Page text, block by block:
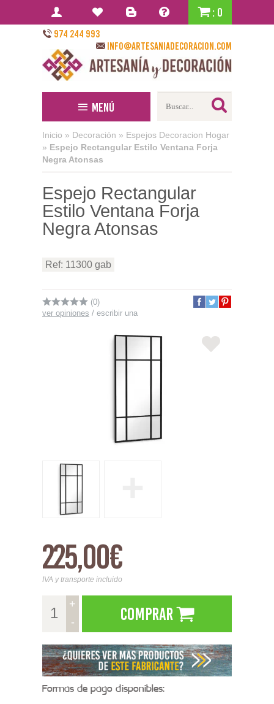
: 0
974 244 993
info@artesaniadecoracion.com
Menú
Inicio » Decoración » Espejos Decoracion Hogar
» Espejo Rectangular Estilo Ventana Forja
Negra Atonsas
Espejo Rectangular
Estilo Ventana Forja
Negra Atonsas
Ref: 11300 gab
(0)
ver opiniones / escribir una
225,00€
IVA y transporte incluido
+
-
Comprar
Formas de pago disponibles: